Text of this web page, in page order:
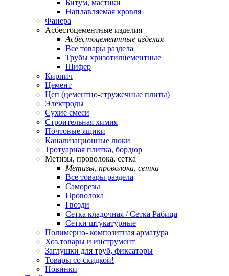
Битум, мастики
Наплавляемая кровля
Фанера
Асбестоцементные изделия
Асбестоцементные изделия
Все товары раздела
Трубы хризотилцементные
Шифер
Кирпич
Цемент
Цсп (цементно-стружечные плиты)
Электроды
Сухие смеси
Строительная химия
Почтовые ящики
Канализационные люки
Тротуарная плитка, бордюр
Метизы, проволока, сетка
Метизы, проволока, сетка
Все товары раздела
Саморезы
Проволока
Гвозди
Сетка кладочная / Сетка Рабица
Сетки штукатурные
Полимерно- композитная арматура
Хоз.товары и инструмент
Заглушки для труб, фиксаторы
Товары со скидкой!
Новинки